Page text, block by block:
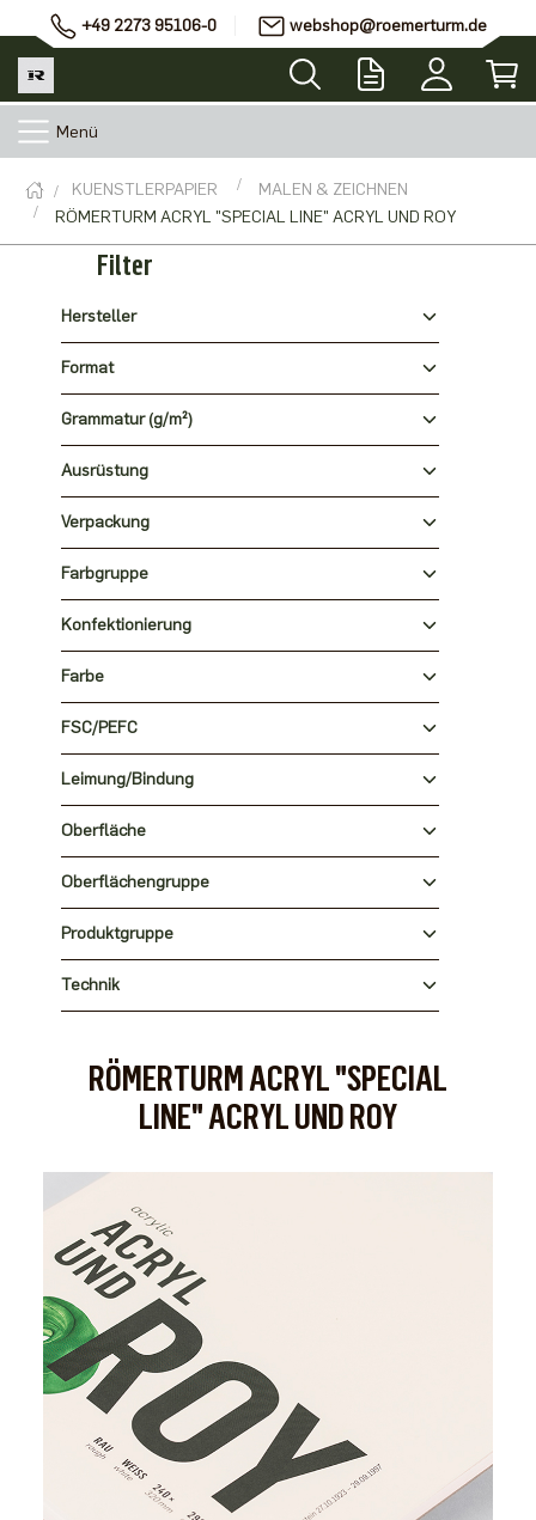
+49 2273 95106-0 webshop@roemerturm.de
Menü
KUENSTLERPAPIER
MALEN & ZEICHNEN
RÖMERTURM ACRYL "SPECIAL LINE" ACRYL UND ROY
Filter
Hersteller
Format
Grammatur (g/m²)
Ausrüstung
Verpackung
Farbgruppe
Konfektionierung
Farbe
FSC/PEFC
Leimung/Bindung
Oberfläche
Oberflächengruppe
Produktgruppe
Technik
RÖMERTURM ACRYL "SPECIAL
LINE" ACRYL UND ROY